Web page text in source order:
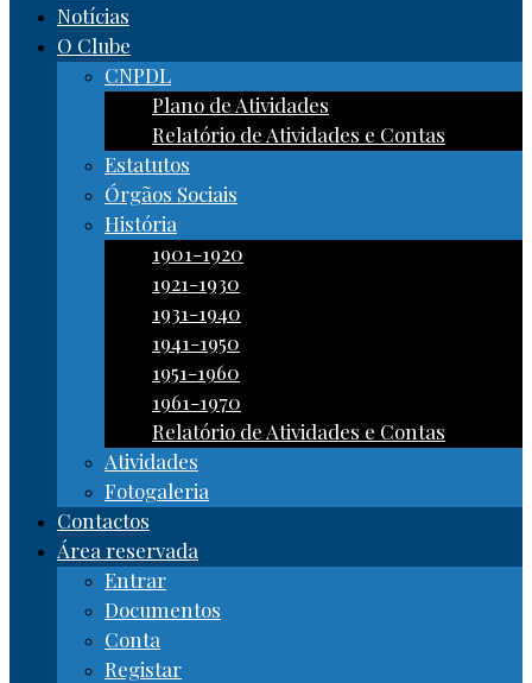
Notícias
O Clube
CNPDL
Plano de Atividades
Relatório de Atividades e Contas
Estatutos
Órgãos Sociais
História
1901-1920
1921-1930
1931-1940
1941-1950
1951-1960
1961-1970
Relatório de Atividades e Contas
Atividades
Fotogaleria
Contactos
Área reservada
Entrar
Documentos
Conta
Registar